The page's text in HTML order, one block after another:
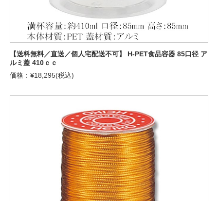
【送料無料／直送／個人宅配送不可】 H-PET食品容器 85口径 ア
ルミ蓋 410ｃｃ
価格：¥18,295(税込)